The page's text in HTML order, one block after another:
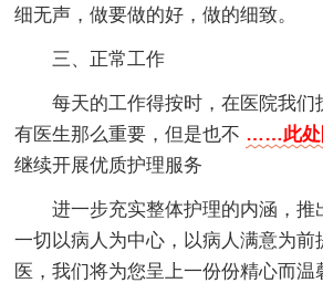
细无声，做要做的好，做的细致。
三、正常工作
每天的工作得按时，在医院我们
有医生那么重要，但是也不 ……此处
继续开展优质护理服务
进一步充实整体护理的内涵，推
一切以病人为中心，以病人满意为前
医，我们将为您呈上一份份精心而温